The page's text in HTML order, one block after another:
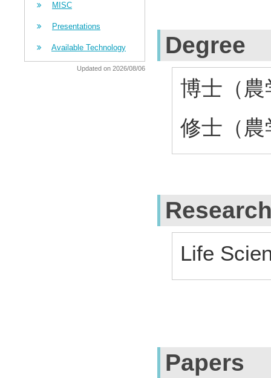
MISC
Presentations
Available Technology
Updated on 2026/08/06
Degree
博士（
修士（
Life
Papers